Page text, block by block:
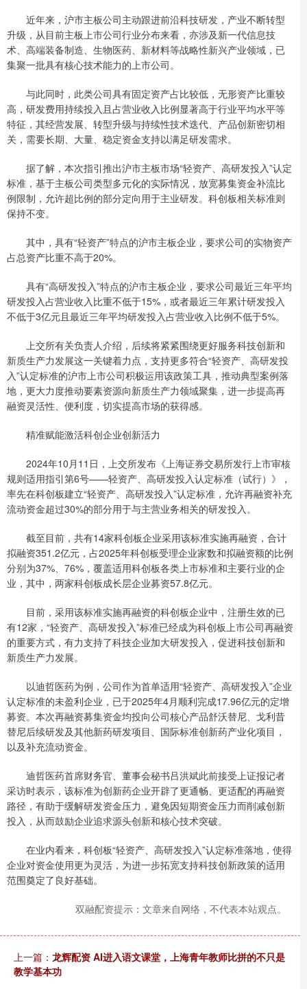
近年来，沪市主板公司主动跟进前沿科技研发，产业不断转型
升级，从目前主板上市公司行业分布来看，亦涉及新一代信息技
术、高端装备制造、生物医药、新材料等战略性新兴产业领域，已
集聚一批具有核心技术能力的上市公司。
与此同时，此类公司具有固定资产占比较低，无形资产比重较
高，研发费用持续投入且占营业收入比例显著高于行业平均水平等
特征，其经营发展、转型升级与持续性技术迭代、产品创新密切相
关，需要长期、大量、稳定资金支持以满足研发需求。
据了解，本次指引推出沪市主板市场“轻资产、高研发投入”认定
标准，基于主板公司类型多元化的实际情况，放宽募集资金补流比
例限制，允许超比例的部分定向用于主业研发。科创板相关标准则
保持不变。
其中，具有“轻资产”特点的沪市主板企业，要求公司的实物资产
占总资产比重不高于20%。
具有“高研发投入”特点的沪市主板企业，要求公司最近三年平均
研发投入占营业收入比重不低于15%，或者最近三年累计研发投入
不低于3亿元且最近三年平均研发投入占营业收入比例不低于5%。
上交所有关负责人介绍，后续将紧紧围绕更好服务科技创新和
新质生产力发展这一关键着力点，支持更多符合“轻资产、高研发投
入”认定标准的沪市上市公司积极运用该政策工具，推动典型案例落
地，更大力度推动要素资源向新质生产力领域聚集，进一步提高再
融资灵活性、便利度，切实提高市场的获得感。
精准赋能激活科创企业创新活力
2024年10月11日，上交所发布《上海证券交易所发行上市审核
规则适用指引第6号——轻资产、高研发投入认定标准（试行）》，
率先在科创板建立“轻资产、高研发投入”认定标准，允许再融资补充
流动资金超过30%的部分用于与主营业务相关的研发投入。
截至目前，共有14家科创板企业采用该标准实施再融资，合计
拟融资351.2亿元，占2025年科创板受理企业家数和拟融资额的比例
分别为37%、76%，覆盖适用科创板各类上市标准和主要行业的企
业，其中，两家科创板成长层企业募资57.8亿元。
目前，采用该标准实施再融资的科创板企业中，注册生效的已
有12家，“轻资产、高研发投入”标准已经成为科创板上市公司再融资
的重要方式，有力支持了科技企业加大研发投入，促进科技创新和
新质生产力发展。
以迪哲医药为例，公司作为首单适用“轻资产、高研发投入”企业
认定标准的未盈利企业，已于2025年4月顺利完成17.96亿元的定增
募资。本次再融资募集资金均投向公司核心产品舒沃替尼、戈利昔
替尼后续研发及其他新药研发项目、国际标准创新药产业化项目，
以及补充流动资金。
迪哲医药首席财务官、董事会秘书吕洪斌此前接受上证报记者
采访时表示，该标准为创新药企业开辟了更通畅、更适配的再融资
路径，有助于缓解研发资金压力，避免因短期资金压力而削减创新
投入，从而鼓励企业追求源头创新和核心技术突破。
在业内看来，科创板“轻资产、高研发投入”认定标准落地，使得
企业对资金使用更为灵活，为进一步拓宽支持科技创新政策的适用
范围奠定了良好基础。
双融配资提示：文章来自网络，不代表本站观点。
上一篇： 龙辉配资 AI进入语文课堂，上海青年教师比拼的不只是
教学基本功